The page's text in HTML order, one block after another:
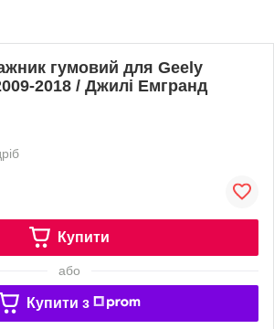
гумовий для Geely
2018 / Джилі Емгранд
Купити
або
Купити з